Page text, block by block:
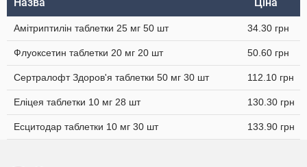
Амітриптилін таблетки 25 мг 50 шт 34.30 грн
Флуоксетин таблетки 20 мг 20 шт 50.60 грн
Сертралофт Здоров'я таблетки 50 мг 30 шт 112.10 грн
Еліцея таблетки 10 мг 28 шт 130.30 грн
Есцитодар таблетки 10 мг 30 шт 133.90 грн